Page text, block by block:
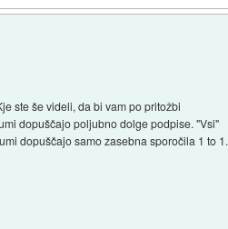
ste še videli, da bi vam po pritožbi
dopuščajo poljubno dolge podpise. "Vsi"
dopuščajo samo zasebna sporočila 1 to 1.